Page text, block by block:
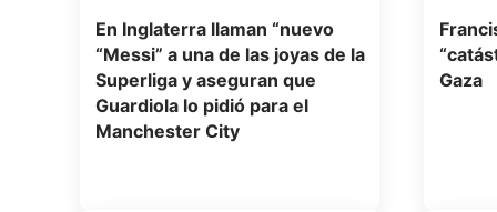
En Inglaterra llaman “nuevo
“Messi” a una de las joyas de la
Superliga y aseguran que
Guardiola lo pidió para el
Manchester City
Gaza